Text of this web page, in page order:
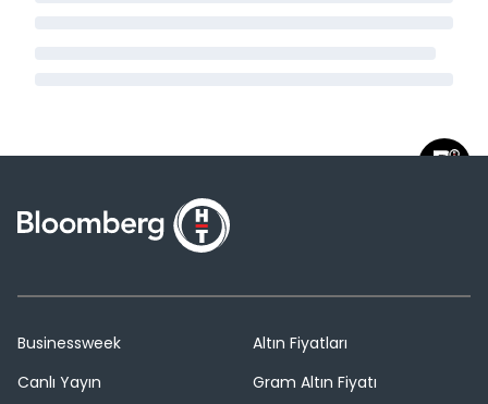
Businessweek
Canlı Yayın
Altın Fiyatları
Gram Altın Fiyatı